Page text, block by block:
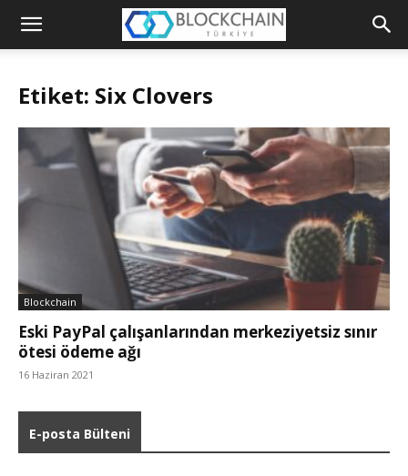
Blockchain
Etiket: Six Clovers
Blockchain
Eski PayPal çalışanlarından merkeziyetsiz sınır
ötesi ödeme ağı
16 Haziran 2021
E-posta Bülteni